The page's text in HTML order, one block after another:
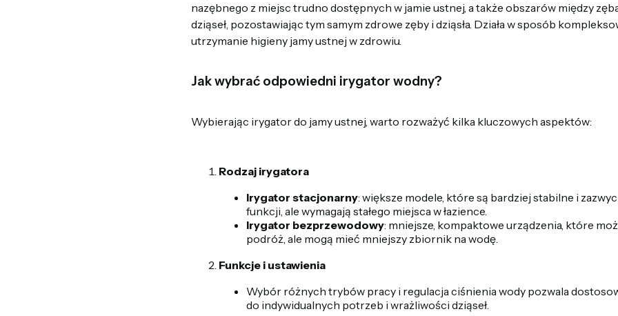
nazębnego z miejsc trudno dostępnych w jamie ustnej, a także obszarów między
dziąseł, pozostawiając tym samym zdrowe zęby i dziąsła. Działa w sposób
utrzymanie higieny jamy ustnej w zdrowiu.
Jak wybrać odpowiedni irygator wodny?
Wybierając irygator do jamy ustnej, warto rozważyć kilka kluczowych aspektów:
Rodzaj irygatora
Irygator stacjonarny: większe modele, które są bardziej stabilne i
funkcji, ale wymagają stałego miejsca w łazience.
Irygator bezprzewodowy: mniejsze, kompaktowe urządzenia, które
podróż, ale mogą mieć mniejszy zbiornik na wodę.
Funkcje i ustawienia
Wybór różnych trybów pracy i regulacja ciśnienia wody pozwala
do indywidualnych potrzeb i wrażliwości dziąseł.